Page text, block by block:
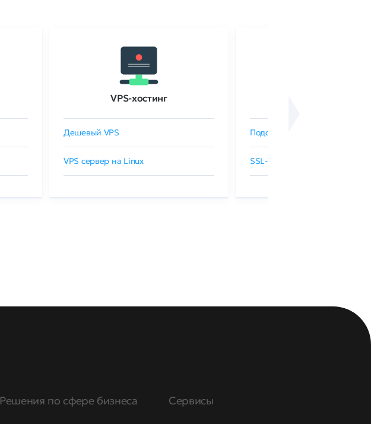
VPS-хостинг
Дешевый VPS
VPS сервер на Linux
Подобрать SSL-сертификат
SSL-сертификаты GlobalSign
Решения по сфере бизнеса Сервисы